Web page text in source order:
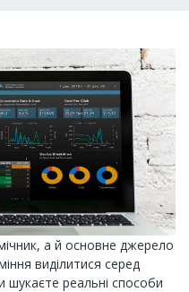
а й основне джерело
виділитися серед
шукаєте реальні способи